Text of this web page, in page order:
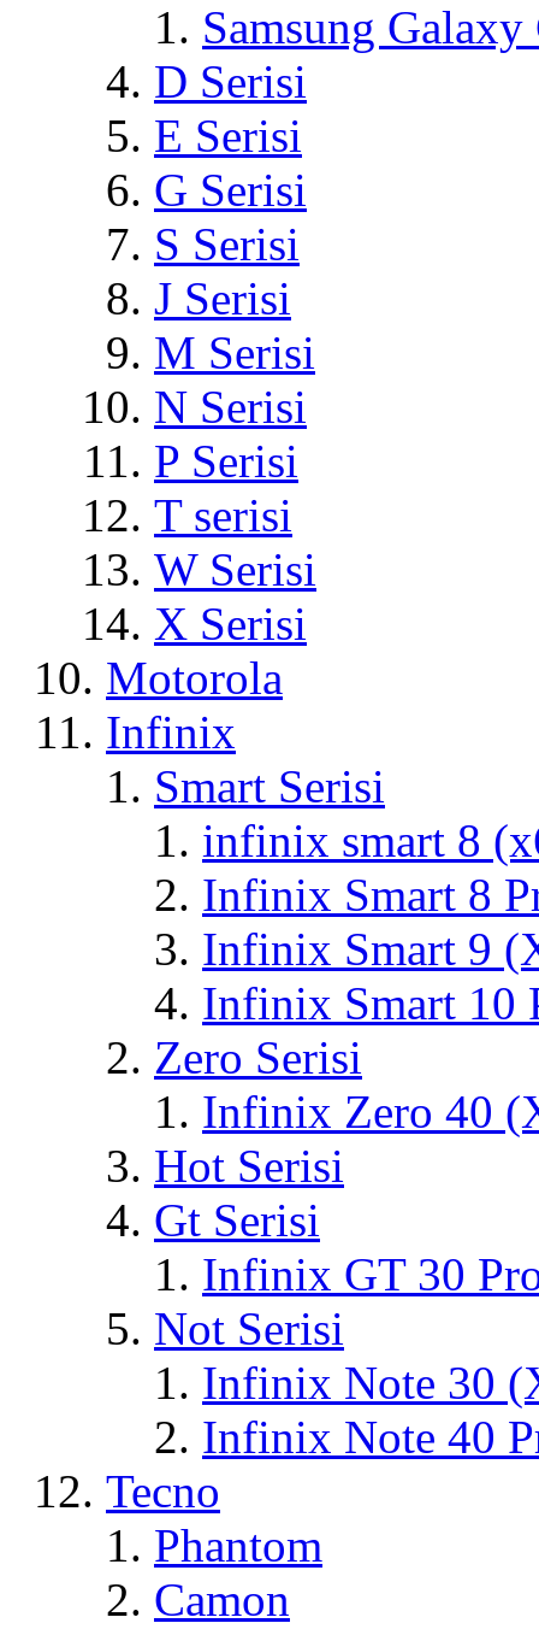
Samsung
D Serisi
E Serisi
G Serisi
S Serisi
J Serisi
M Serisi
N Serisi
P Serisi
T serisi
W Serisi
X Serisi
Motorola
Infinix
Smart Serisi
infinix smart 8
Infinix Smart 8
Infinix Smart 9
Infinix Smart 10
Zero Serisi
Infinix Zero 40
Hot Serisi
Gt Serisi
Infinix GT 30
Not Serisi
Infinix Note 30
Infinix Note 40
Tecno
Phantom
Camon